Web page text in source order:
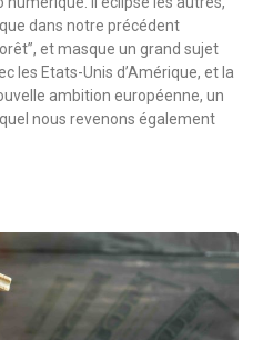
dans notre précédent
et masque un grand sujet
les Etats-Unis d’Amérique, et la
ambition européenne, un
nous revenons également